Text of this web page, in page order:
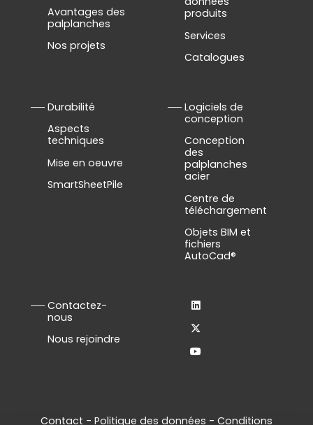
Avantages des
palplanches
Nos projets
produits
Services
Catalogues
Durabilité
Aspects
techniques
Mise en oeuvre
SmartSheetPile
Logiciels de
conception
Conception
des
palplanches
acier
Centre de
téléchargement
Objets BIM et
fichiers
AutoCad®
Contactez-
nous
Nous rejoindre
Contact - Politique des données - Conditions